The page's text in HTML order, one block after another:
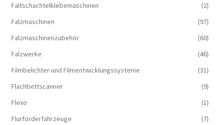
Faltschachtelklebemaschinen
(2)
Falzmaschinen
(97)
Falzmaschinenzubehör
(60)
Falzwerke
(46)
Filmbelichter und Filmentwicklungssysteme
(31)
Flachbettscanner
(9)
Flexo
(1)
Flurförderfahrzeuge
(7)